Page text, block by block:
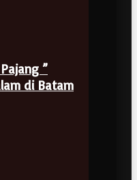
”
di Batam